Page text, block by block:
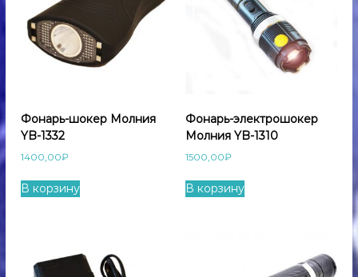
Фонарь-шокер Молния
YB-1332
1400,00₽
В корзину
Фонарь-электрошокер
Молния YB-1310
1500,00₽
В корзину